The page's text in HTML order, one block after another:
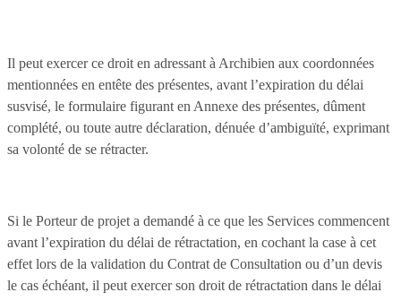
Il peut exercer ce droit en adressant à Archibien aux coordonnées
mentionnées en entête des présentes, avant l’expiration du délai
susvisé, le formulaire figurant en Annexe des présentes, dûment
complété, ou toute autre déclaration, dénuée d’ambiguïté, exprimant
sa volonté de se rétracter.
Si le Porteur de projet a demandé à ce que les Services commencent
avant l’expiration du délai de rétractation, en cochant la case à cet
effet lors de la validation du Contrat de Consultation ou d’un devis
le cas échéant, il peut exercer son droit de rétractation dans le délai